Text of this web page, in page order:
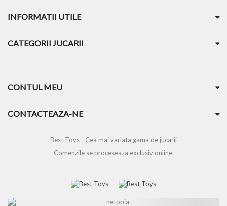
INFORMATII UTILE
CATEGORII JUCARII
CONTUL MEU
CONTACTEAZA-NE
Best Toys - Cea mai variata gama de jucarii
Comenzile se proceseaza exclusiv online.